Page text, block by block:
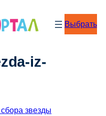
Выбрать
iz-